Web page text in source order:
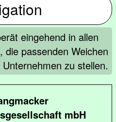
eingehend in allen
die passenden Weichen
zu stellen.
mbH